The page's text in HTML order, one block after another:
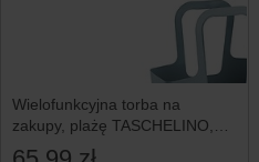
Wielofunkcyjna torba na
zakupy, plażę TASCHELINO,
KOZIOL